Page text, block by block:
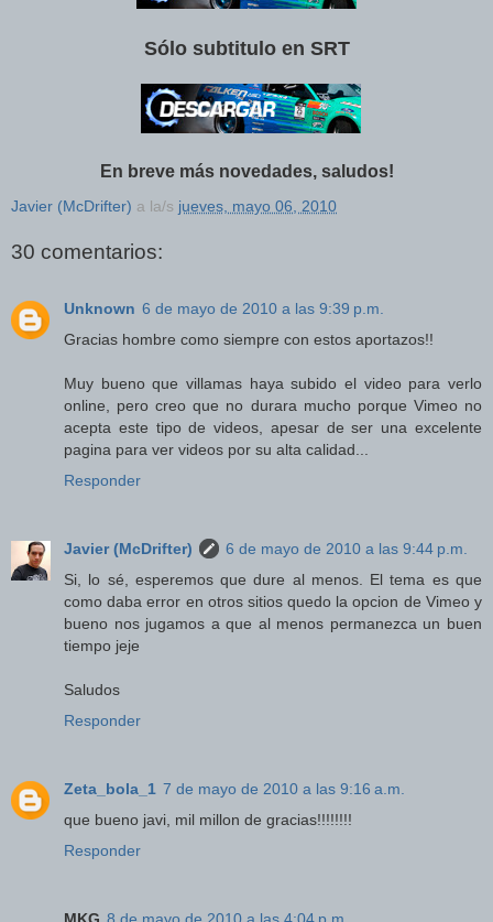
Sólo subtitulo en SRT
En breve más novedades, saludos!
Javier (McDrifter) a la/s jueves, mayo 06, 2010
30 comentarios:
Unknown 6 de mayo de 2010 a las 9:39 p.m.
Gracias hombre como siempre con estos aportazos!!
Muy bueno que villamas haya subido el video para verlo
online, pero creo que no durara mucho porque Vimeo no
acepta este tipo de videos, apesar de ser una excelente
pagina para ver videos por su alta calidad...
Responder
Javier (McDrifter)
6 de mayo de 2010 a las 9:44 p.m.
Si, lo sé, esperemos que dure al menos. El tema es que
como daba error en otros sitios quedo la opcion de Vimeo y
bueno nos jugamos a que al menos permanezca un buen
tiempo jeje
Saludos
Responder
Zeta_bola_1 7 de mayo de 2010 a las 9:16 a.m.
que bueno javi, mil millon de gracias!!!!!!!!
Responder